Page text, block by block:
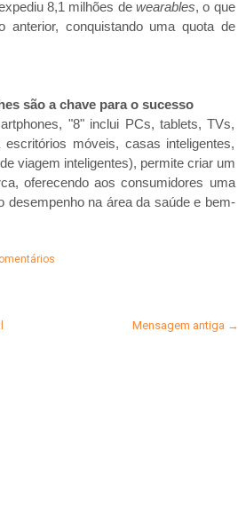
8,1 milhões de wearables, o que
conquistando uma quota de
são a chave para o sucesso
"8" inclui PCs, tablets, TVs,
móveis, casas inteligentes,
viagem inteligentes), permite criar um
oferecendo aos consumidores uma
desempenho na área da saúde e bem-
Mensagem antiga →